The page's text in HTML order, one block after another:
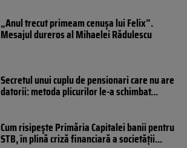
„Anul trecut primeam cenușa lui Felix”.
Mesajul dureros al Mihaelei Rădulescu
Secretul unui cuplu de pensionari care nu are
datorii: metoda plicurilor le-a schimbat...
Cum risipește Primăria Capitalei banii pentru
STB, în plină criză financiară a societății...